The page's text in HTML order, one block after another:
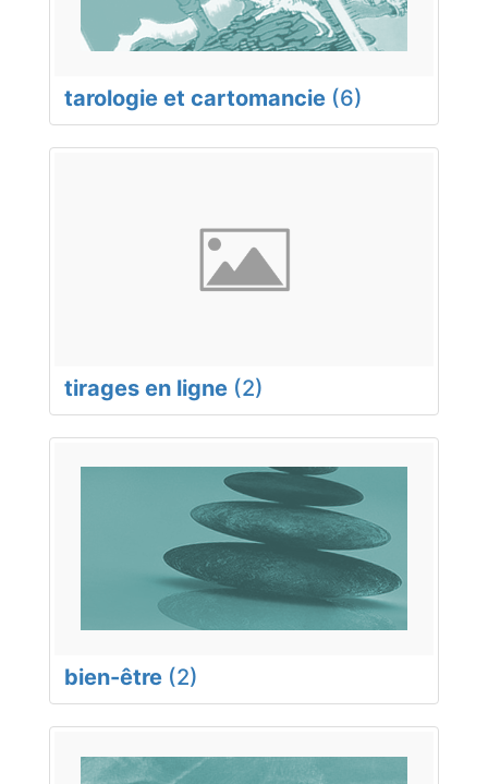
tarologie et cartomancie (6)
tirages en ligne (2)
bien-être (2)